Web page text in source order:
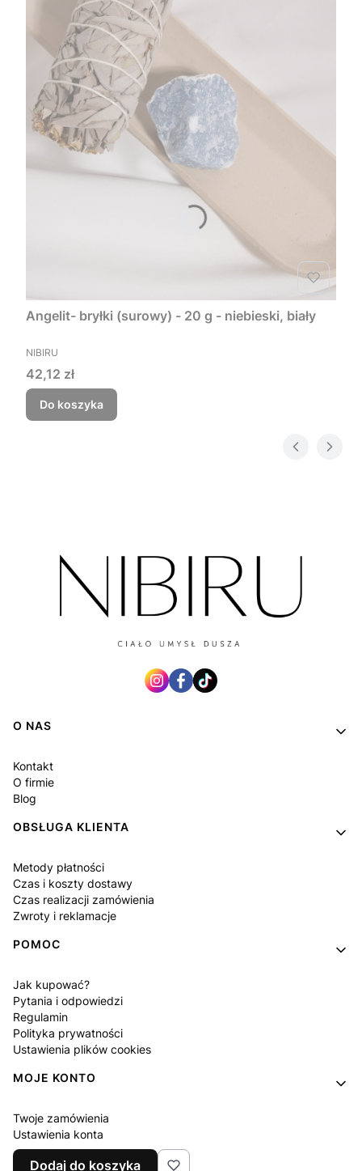
Angelit- bryłki (surowy) - 20 g - niebieski, biały
PRODUCENT
NIBIRU
Cena
42,12 zł
Do koszyka
Linki w stopce
O NAS
Kontakt
O firmie
Blog
OBSŁUGA KLIENTA
Metody płatności
Czas i koszty dostawy
Czas realizacji zamówienia
Zwroty i reklamacje
POMOC
Jak kupować?
Pytania i odpowiedzi
Regulamin
Polityka prywatności
Ustawienia plików cookies
MOJE KONTO
Twoje zamówienia
Ustawienia konta
Ulubione
Program lojalnościowy
Dodaj do koszyka